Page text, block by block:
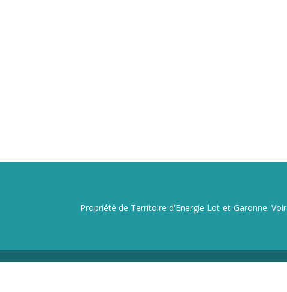
Propriété de Territoire d'Energie Lot-et-Garonne. Voir